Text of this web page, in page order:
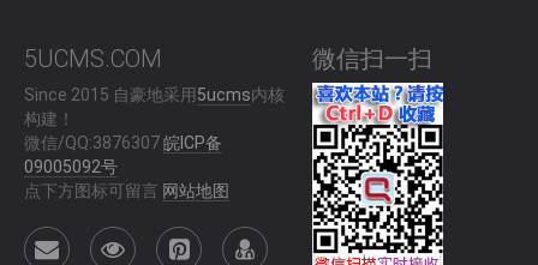
5UCMS.COM
Since 2015 自豪地采用 5ucms内核
构建！
微信/QQ:3876307皖ICP备
09005092号
点下方图标可留言 网站地图
微信扫一扫